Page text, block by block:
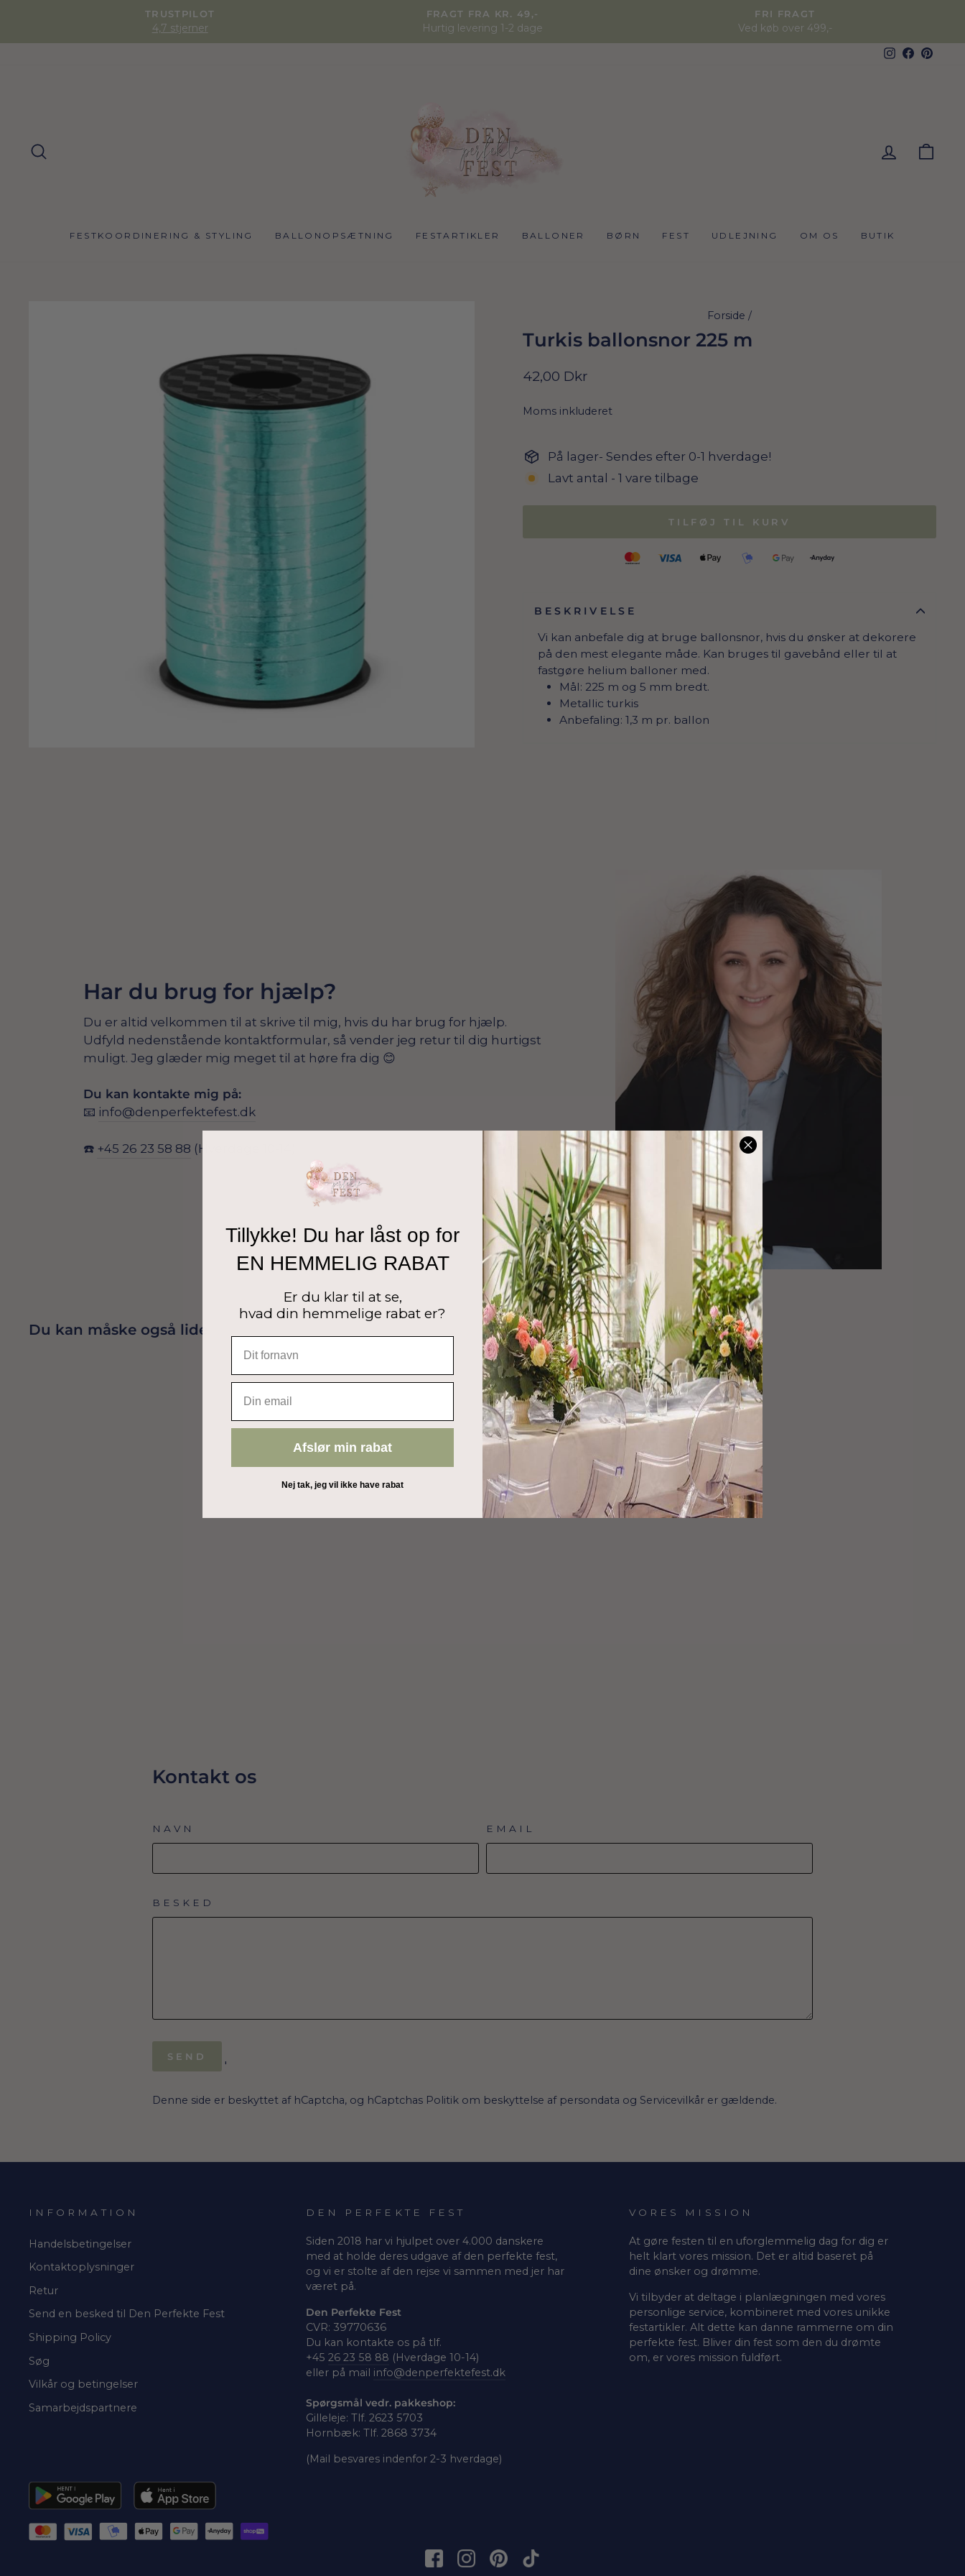
TRUSTPILOT
4,7 stjerner
FRAGT FRA KR. 49,-
Hurtig levering 1-2 dage
FRI FRAGT
Ved køb over 499,-
Instagram
FESTKOORDINERING & STYLING BALLONOPSÆTNING FESTARTIKLER BALLONER BØRN FEST UDLEJNING OM OS BUTIK
Forside /
Turkis ballonsnor 225 m
Normal
42,00 Dkr
Moms inkluderet
På lager- Sendes efter 0-1 hverdage!
Lavt antal - 1 vare tilbage
TILFØJ TIL KURV
BESKRIVELSE
Vi kan anbefale dig at bruge ballonsnor, hvis du ønsker at dekorere
på den mest elegante måde. Kan bruges til gavebånd eller til at
fastgøre helium balloner med.
Mål: 225 m og 5 mm bredt.
Metallic turkis
Anbefaling: 1,3 m pr. ballon
Har du brug for hjælp?
Du er altid velkommen til at skrive til mig, hvis du har brug for hjælp.
Udfyld nedenstående kontaktformular, så vender jeg retur til dig hurtigst
muligt. Jeg glæder mig meget til at høre fra dig 😊
Du kan kontakte mig på:
📧 info@denperfektefest.dk
☎️ +45 26 23 58 88 (Hverdage 10-14)
Du kan måske også lide
Kontakt os
NAVN EMAIL
BESKED
SEND
'
Denne side er beskyttet af hCaptcha, og hCaptchas Politik om beskyttelse af persondata og Servicevilkår er gældende.
INFORMATION
Handelsbetingelser
Kontaktoplysninger
Retur
Send en besked til Den Perfekte Fest
Shipping Policy
Søg
Vilkår og betingelser
Samarbejdspartnere
DEN PERFEKTE FEST
Siden 2018 har vi hjulpet over 4.000 danskere
med at holde deres udgave af den perfekte fest,
og vi er stolte af den rejse vi sammen med jer har
været på.
Den Perfekte Fest
CVR: 39770636
Du kan kontakte os på tlf.
+45 26 23 58 88 (Hverdage 10-14)
eller på mail info@denperfektefest.dk
Spørgsmål vedr. pakkeshop:
Gilleleje: Tlf. 2623 5703
Hornbæk: Tlf. 2868 3734
(Mail besvares indenfor 2-3 hverdage)
VORES MISSION
At gøre festen til en uforglemmelig dag for dig er
helt klart vores mission. Det er altid baseret på
dine ønsker og drømme.
Vi tilbyder at deltage i planlægningen med vores
personlige service, kombineret med vores unikke
festartikler. Alt dette kan danne rammerne om din
perfekte fest. Bliver din fest som den du drømte
om, er vores mission fuldført.
Tillykke! Du har låst op for
EN HEMMELIG RABAT
Er du klar til at se,
hvad din hemmelige rabat er?
Afslør min rabat
Nej tak, jeg vil ikke have rabat